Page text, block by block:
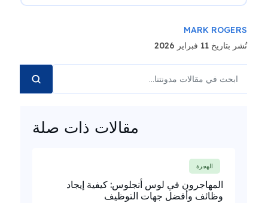
MARK ROGERS
نُشر بتاريخ 11 فبراير 2026
مقالات ذات صلة
الهجرة
المهاجرون في لوس أنجلوس: كيفية إيجاد
وظائف وأفضل جهات التوظيف